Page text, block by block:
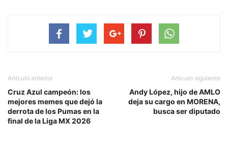
Artículo anterior
Cruz Azul campeón: los
mejores memes que dejó la
derrota de los Pumas en la
final de la Liga MX 2026
Artículo siguiente
Andy López, hijo de AMLO
deja su cargo en MORENA,
busca ser diputado